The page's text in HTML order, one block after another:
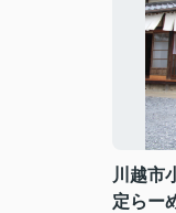
川越
定らー